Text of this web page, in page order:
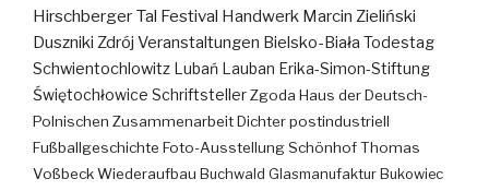
Hirschberger Tal Festival Handwerk Marcin Zieliński
Duszniki Zdrój Veranstaltungen Bielsko-Biała Todestag
Schwientochlowitz Lubań Lauban Erika-Simon-Stiftung
Świętochłowice SchriftstellerZgoda Haus der Deutsch-
Polnischen ZusammenarbeitDichterpostindustriell
Fußballgeschichte Foto-AusstellungSchönhofThomas
VoßbeckWiederaufbau Buchwald Glasmanufaktur Bukowiec